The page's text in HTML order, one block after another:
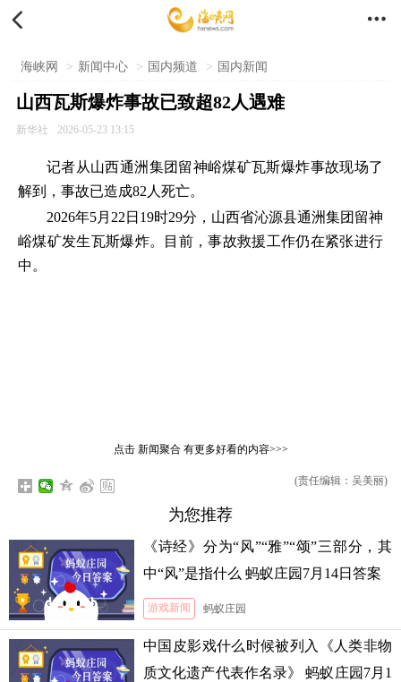
 
海峡网 > 新闻中心 > 国内频道 > 国内新闻
山西瓦斯爆炸事故已致超82人遇难
新华社 2026-05-23 13:15
记者从山西通洲集团留神峪煤矿瓦斯爆炸事故现场了
解到，事故已造成82人死亡。
2026年5月22日19时29分，山西省沁源县通洲集团留神
峪煤矿发生瓦斯爆炸。目前，事故救援工作仍在紧张进行
中。
点击 新闻聚合有更多好看的内容>>>
(责任编辑：吴美丽)
为您推荐
《诗经》分为“风”“雅”“颂”三部分，其
中“风”是指什么 蚂蚁庄园7月14日答案
游戏新闻 蚂蚁庄园
中国皮影戏什么时候被列入《人类非物
质文化遗产代表作名录》 蚂蚁庄园7月1